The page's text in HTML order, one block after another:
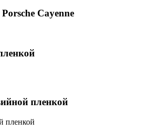
Cayenne
пленкой
пленкой